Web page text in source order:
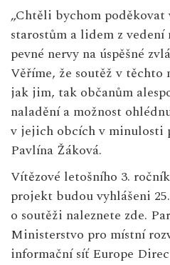
„Chtěli bychom poděkovat
starostům a lidem z
pevné nervy na úspěšné
Věříme, že soutěž v těchto
jak jim, tak občanům
naladění a možnost
v jejich obcích v minulosti
Pavlína Žáková.
Vítězové letošního 3.
projekt budou vyhlášeni
o soutěži naleznete zde.
Ministerstvo pro místní
informační síťEurope